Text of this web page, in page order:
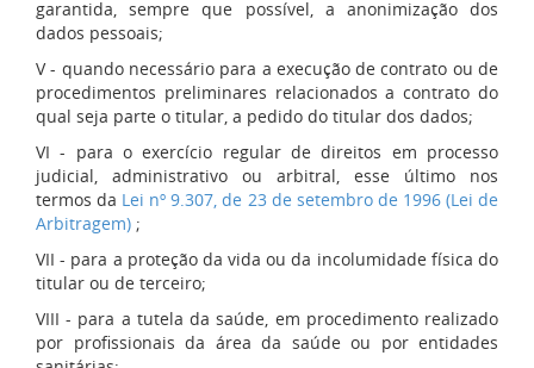
garantida, sempre que possível, a anonimização dos
dados pessoais;
V - quando necessário para a execução de contrato ou de
procedimentos preliminares relacionados a contrato do
qual seja parte o titular, a pedido do titular dos dados;
VI - para o exercício regular de direitos em processo
judicial, administrativo ou arbitral, esse último nos
termos da Lei nº 9.307, de 23 de setembro de 1996 (Lei de
Arbitragem) ;
VII - para a proteção da vida ou da incolumidade física do
titular ou de terceiro;
VIII - para a tutela da saúde, em procedimento realizado
por profissionais da área da saúde ou por entidades